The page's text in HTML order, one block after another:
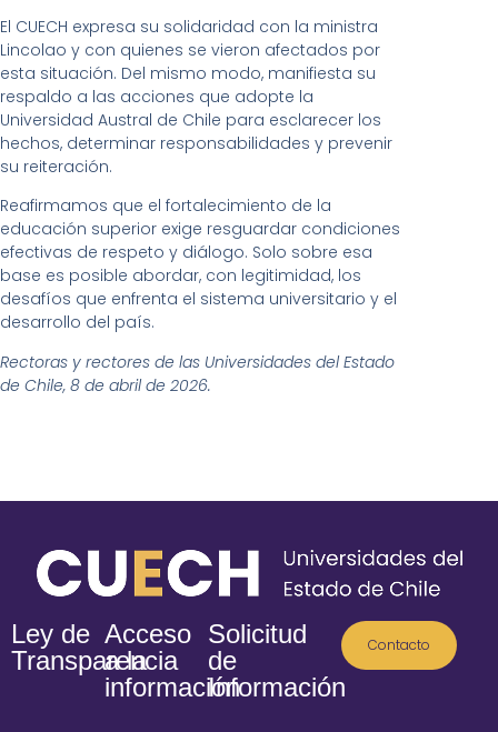
El CUECH expresa su solidaridad con la ministra
Lincolao y con quienes se vieron afectados por
esta situación. Del mismo modo, manifiesta su
respaldo a las acciones que adopte la
Universidad Austral de Chile para esclarecer los
hechos, determinar responsabilidades y prevenir
su reiteración.
Reafirmamos que el fortalecimiento de la
educación superior exige resguardar condiciones
efectivas de respeto y diálogo. Solo sobre esa
base es posible abordar, con legitimidad, los
desafíos que enfrenta el sistema universitario y el
desarrollo del país.
Rectoras y rectores de las Universidades del Estado
de Chile, 8 de abril de 2026.
Ley de
Transparencia
Acceso
a la
información
Solicitud
de
Información
Contacto